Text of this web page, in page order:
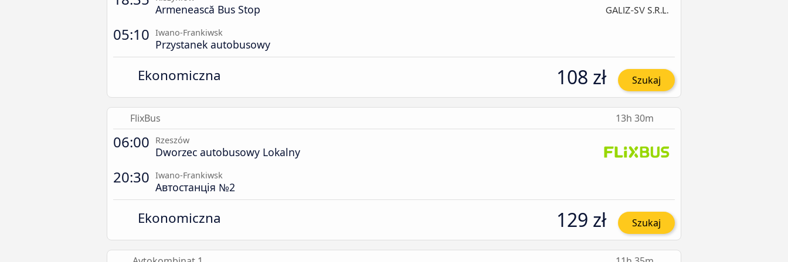
Armenească Bus Stop
05:10 Iwano-Frankiwsk
Przystanek autobusowy
Ekonomiczna 108 zł Szukaj
FlixBus 13h 30m
06:00 Rzeszów
Dworzec autobusowy Lokalny
20:30 Iwano-Frankiwsk
Автостанція №2
Ekonomiczna 129 zł Szukaj